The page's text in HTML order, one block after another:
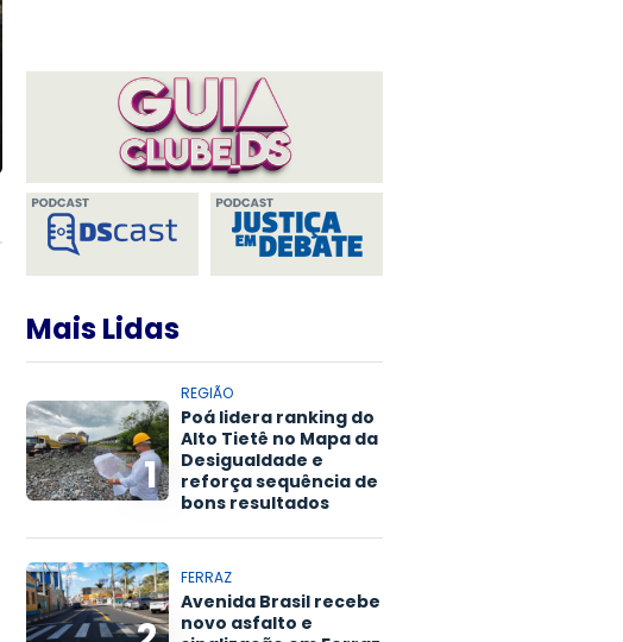
Mais Lidas
1
REGIÃO
Poá lidera ranking do
Alto Tietê no Mapa da
Desigualdade e
reforça sequência de
bons resultados
FERRAZ
Avenida Brasil recebe
novo asfalto e